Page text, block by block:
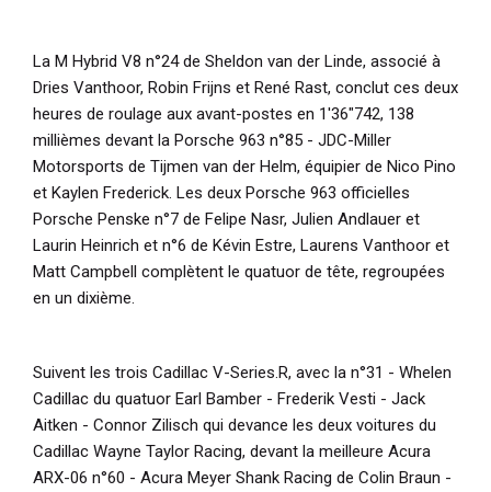
La M Hybrid V8 n°24 de Sheldon van der Linde, associé à
Dries Vanthoor, Robin Frijns et René Rast, conclut ces deux
heures de roulage aux avant-postes en 1'36"742, 138
millièmes devant la Porsche 963 n°85 - JDC-Miller
Motorsports de Tijmen van der Helm, équipier de Nico Pino
et Kaylen Frederick. Les deux Porsche 963 officielles
Porsche Penske n°7 de Felipe Nasr, Julien Andlauer et
Laurin Heinrich et n°6 de Kévin Estre, Laurens Vanthoor et
Matt Campbell complètent le quatuor de tête, regroupées
en un dixième.
Suivent les trois Cadillac V-Series.R, avec la n°31 - Whelen
Cadillac du quatuor Earl Bamber - Frederik Vesti - Jack
Aitken - Connor Zilisch qui devance les deux voitures du
Cadillac Wayne Taylor Racing, devant la meilleure Acura
ARX-06 n°60 - Acura Meyer Shank Racing de Colin Braun -